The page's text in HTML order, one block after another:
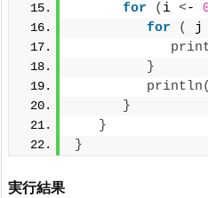
for
( i <-
for
( j
}
println
}
}
}
実行結果